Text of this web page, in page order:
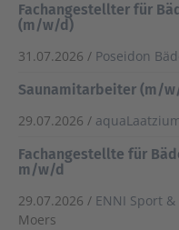
Fachangestellter für
(m/w/d)
31.07.2026 / Poseidon
Saunamitarbeiter (m/
29.07.2026 /
Fachangestellte für
m/w/d
29.07.2026 / ENNI Sport
Moers